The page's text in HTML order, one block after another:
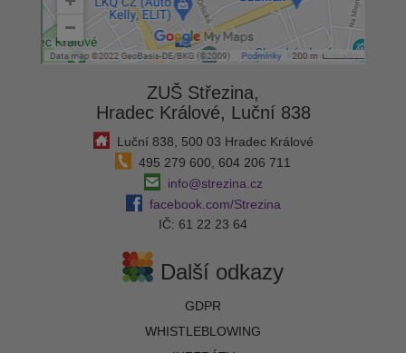
ZUŠ Střezina,
Hradec Králové, Luční 838
Luční 838, 500 03 Hradec Králové
495 279 600, 604 206 711
info@strezina.cz
facebook.com/Strezina
IČ: 61 22 23 64
Další odkazy
GDPR
WHISTLEBLOWING